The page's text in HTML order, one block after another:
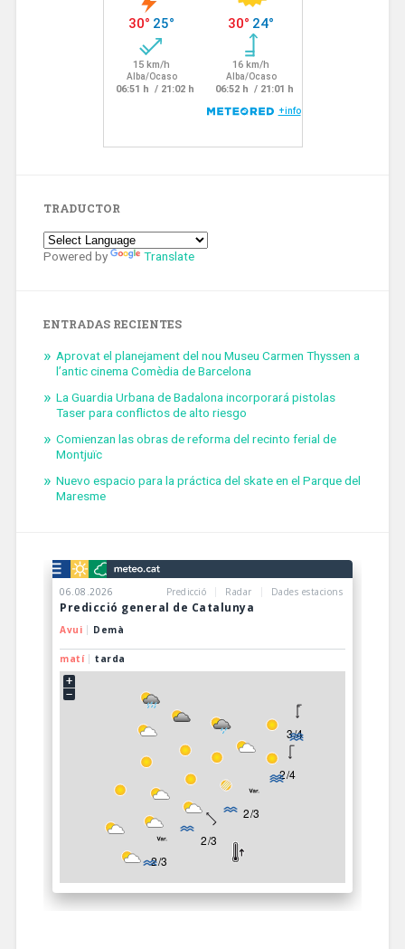
TRADUCTOR
Powered by Translate
ENTRADAS RECIENTES
Aprovat el planejament del nou Museu Carmen Thyssen a
l’antic cinema Comèdia de Barcelona
La Guardia Urbana de Badalona incorporará pistolas
Taser para conflictos de alto riesgo
Comienzan las obras de reforma del recinto ferial de
Montjuïc
Nuevo espacio para la práctica del skate en el Parque del
Maresme